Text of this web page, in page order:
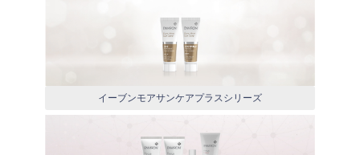
イーブンモアサンケアプラスシリーズ